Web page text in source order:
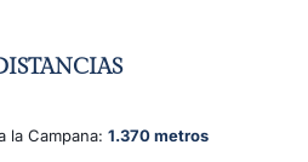
la Campana: 1.370 metros